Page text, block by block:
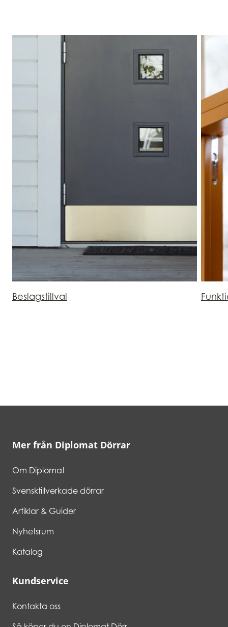
Beslagstillval
Mer från Diplomat Dörrar
Om Diplomat
Svensktillverkade dörrar
Artiklar & Guider
Nyhetsrum
Katalog
Kundservice
Kontakta oss